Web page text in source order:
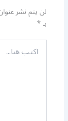
لن يتم نشر
بـ*
اكتب
هنا...